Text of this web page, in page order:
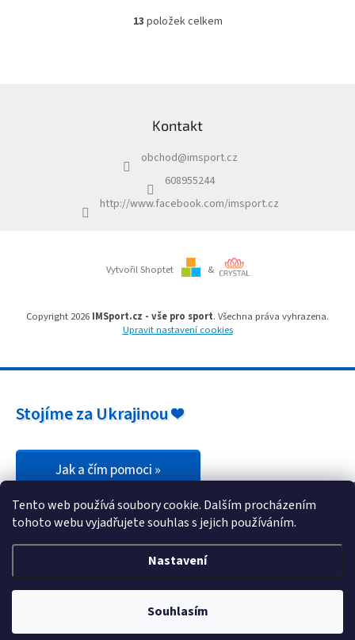
Tento web používá soubory cookie. Dalším procházením
tohoto webu vyjadřujete souhlas s jejich používáním.
Nastavení
Souhlasím
O
c
í
r
v
y
13 položek celkem
Kontakt
obchod@imsport.cz
608955244
http://www.facebook.com/imsport.cz
Vytvořil Shoptet &
Copyright 2026 IMSport.cz - vše pro sport. Všechna práva vyhrazena.
Upravit nastavení cookies
Stojíme za Ukrajinou ❤️
Jak a čím pomoci »